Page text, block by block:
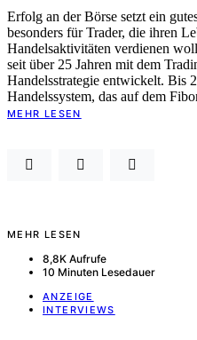
Erfolg an der Börse setzt ein
besonders für Trader, die ihren
Handelsaktivitäten verdienen
seit über 25 Jahren mit dem
Handelsstrategie entwickelt. Bis
Handelssystem, das auf dem
MEHR LESEN
MEHR LESEN
8,8K Aufrufe
10 Minuten Lesedauer
ANZEIGE
INTERVIEWS